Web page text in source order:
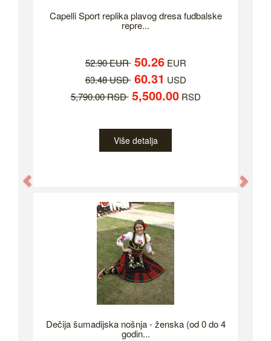
Capelli Sport replika plavog dresa fudbalske
repre...
52.90 EUR 50.26EUR
63.48 USD 60.31 USD
5,790.00 RSD 5,500.00RSD
Više detalja
Dečija šumadijska nošnja - ženska (od 0 do 4
godin...